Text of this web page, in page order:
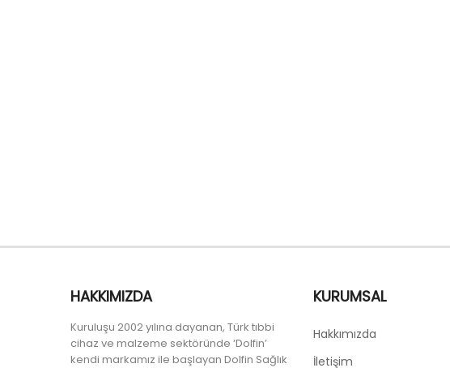
HAKKIMIZDA
Kuruluşu 2002 yılına dayanan, Türk tıbbi
cihaz ve malzeme sektöründe ‘Dolfin’
kendi markamız ile başlayan Dolfin Sağlık
KURUMSAL
Hakkımızda
İletişim